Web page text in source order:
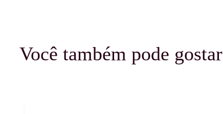
Você também pode gostar